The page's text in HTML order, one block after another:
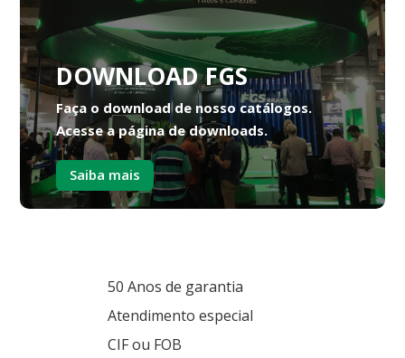
DOWNLOAD FGS
Faça o download de nosso catálogos.
Acesse a página de downloads.
Saiba mais
50 Anos de garantia
Atendimento especial
CIF ou FOB